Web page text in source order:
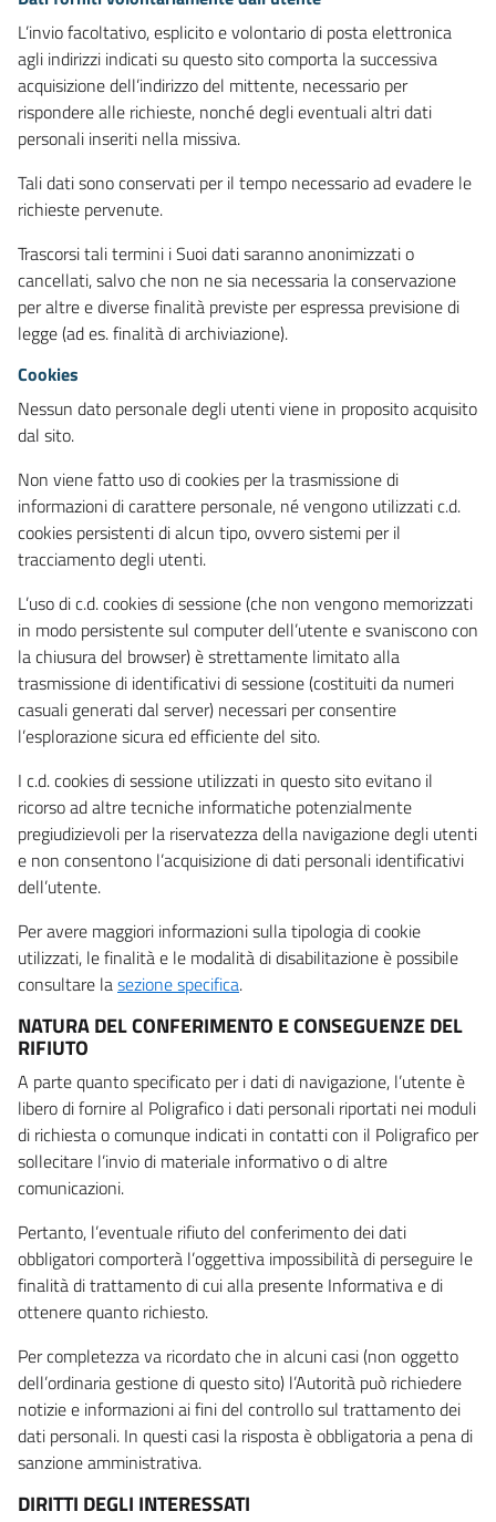
L’invio facoltativo, esplicito e volontario di posta elettronica
agli indirizzi indicati su questo sito comporta la successiva
acquisizione dell’indirizzo del mittente, necessario per
rispondere alle richieste, nonché degli eventuali altri dati
personali inseriti nella missiva.
Tali dati sono conservati per il tempo necessario ad evadere le
richieste pervenute.
Trascorsi tali termini i Suoi dati saranno anonimizzati o
cancellati, salvo che non ne sia necessaria la conservazione
per altre e diverse finalità previste per espressa previsione di
legge (ad es. finalità di archiviazione).
Cookies
Nessun dato personale degli utenti viene in proposito acquisito
dal sito.
Non viene fatto uso di cookies per la trasmissione di
informazioni di carattere personale, né vengono utilizzati c.d.
cookies persistenti di alcun tipo, ovvero sistemi per il
tracciamento degli utenti.
L’uso di c.d. cookies di sessione (che non vengono memorizzati
in modo persistente sul computer dell’utente e svaniscono con
la chiusura del browser) è strettamente limitato alla
trasmissione di identificativi di sessione (costituiti da numeri
casuali generati dal server) necessari per consentire
l’esplorazione sicura ed efficiente del sito.
I c.d. cookies di sessione utilizzati in questo sito evitano il
ricorso ad altre tecniche informatiche potenzialmente
pregiudizievoli per la riservatezza della navigazione degli utenti
e non consentono l’acquisizione di dati personali identificativi
dell’utente.
Per avere maggiori informazioni sulla tipologia di cookie
utilizzati, le finalità e le modalità di disabilitazione è possibile
consultare lasezione specifica.
NATURA DEL CONFERIMENTO E CONSEGUENZE DEL
RIFIUTO
A parte quanto specificato per i dati di navigazione, l’utente è
libero di fornire al Poligrafico i dati personali riportati nei moduli
di richiesta o comunque indicati in contatti con il Poligrafico per
sollecitare l’invio di materiale informativo o di altre
comunicazioni.
Pertanto, l’eventuale rifiuto del conferimento dei dati
obbligatori comporterà l’oggettiva impossibilità di perseguire le
finalità di trattamento di cui alla presente Informativa e di
ottenere quanto richiesto.
Per completezza va ricordato che in alcuni casi (non oggetto
dell’ordinaria gestione di questo sito) l’Autorità può richiedere
notizie e informazioni ai fini del controllo sul trattamento dei
dati personali. In questi casi la risposta è obbligatoria a pena di
sanzione amministrativa.
DIRITTI DEGLI INTERESSATI